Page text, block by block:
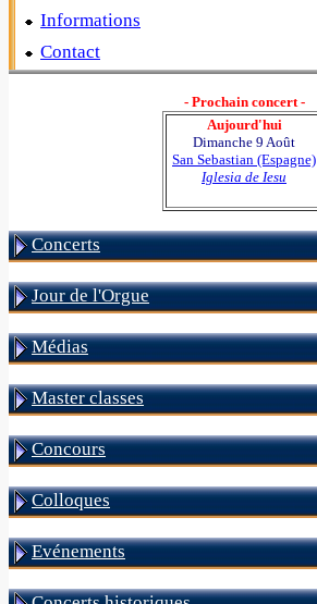
Informations
Contact
- Prochain concert -
Aujourd'hui
Dimanche 9 Août
San Sebastian (Espagne)
Iglesia de Iesu
Concerts
Jour de l'Orgue
Médias
Master classes
Concours
Colloques
Evénements